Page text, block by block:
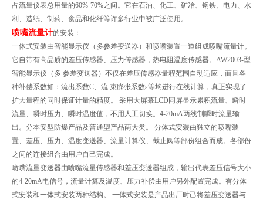
占流量仪表总用量的60%-70%之间。它在石油、化工、矿冶、钢铁、电力、水
利、造纸、制药、食品和化纤等许多行业中被广泛使用。
喷嘴流量计的安装：
一体式安装由智能显示仪（多参差变送器）和喷嘴装置一道组成喷嘴流量计。
它自带有高品质的差压传感器、压力传感器，热电阻温度传感器。AW2003-型
智能显示仪（多 参差变送器）不仅在差压传感器量程范围自动适应，而且各
种补偿系数如：流出系数C、流 束膨张系数ε等均进行在线计算，真正实现了
扩大量程的同时保证计量的精度。 采用大屏幕LCD同屏显示累积流量、瞬时
流量、瞬时压力、瞬时温度值，不用人工切换。4-20mA两线制瞬时流量输
出。分本安型防爆产品及普通型产品两大类。 分体式安装由独立的喷嘴装
置、差压、压力、温度变送器、流量计算仪、截止阀等部份组合而成。各部份
之间的连接组合由用户自己完成。
喷嘴流量变送器由喷嘴流量传感器和差压变送器组成，输出代表差压信号大小
的4-20mA电信号，流量计算及温度、压力补偿由用户另外配置完成。有分体
式安装和一体式安装两种结构。 一体式安装是产品出厂时己将差压变送器与